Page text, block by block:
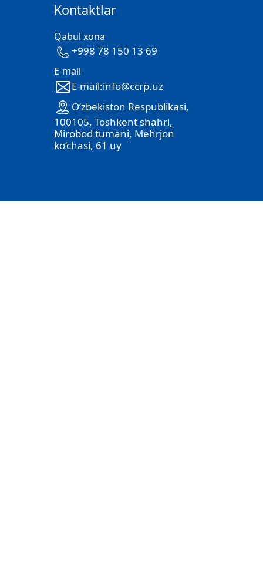
Kontaktlar
Qabul xona
+998 78 150 13 69
E-mail
E-mail:info@ccrp.uz
O‘zbekiston Respublikasi,
100105, Toshkent shahri,
Mirobod tumani, Mehrjon
ko‘chasi, 61 uy